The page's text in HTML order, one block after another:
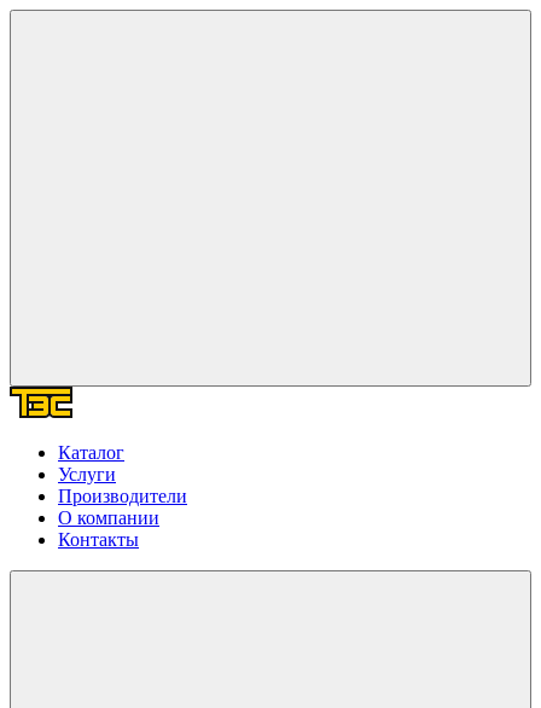
Каталог
Услуги
Производители
О компании
Контакты